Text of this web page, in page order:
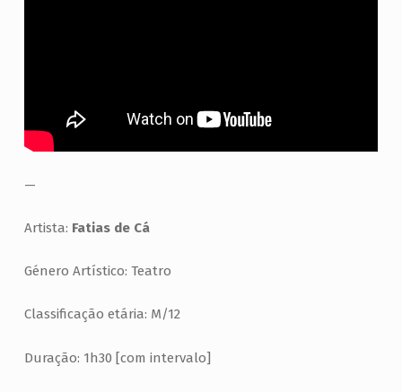
—
Artista: Fatias de Cá
Género Artístico: Teatro
Classificação etária: M/12
Duração: 1h30 [com intervalo]